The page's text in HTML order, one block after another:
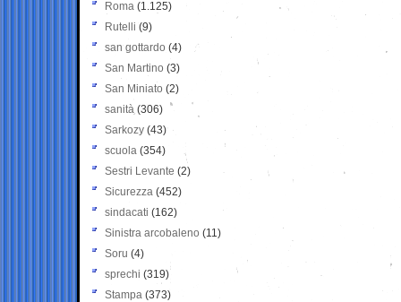
Roma (1.125)
Rutelli (9)
san gottardo (4)
San Martino (3)
San Miniato (2)
sanità (306)
Sarkozy (43)
scuola (354)
Sestri Levante (2)
Sicurezza (452)
sindacati (162)
Sinistra arcobaleno (11)
Soru (4)
sprechi (319)
Stampa (373)